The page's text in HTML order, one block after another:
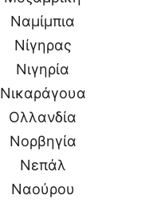
Ναμίμπια
Νίγηρας
Νιγηρία
Νικαράγουα
Ολλανδία
Νορβηγία
Νεπάλ
Ναούρου